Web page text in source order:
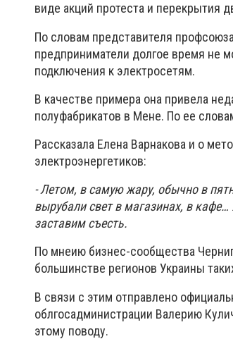
виде акций протеста и перекрытия
По словам представителя
предприниматели долгое время не
подключения к электросетям.
В качестве примера она привела
полуфабрикатов в Мене. По ее
Рассказала Елена Варнакова и о
электроэнергетиков:
- Летом, в самую жару, обычно в
вырубали свет в магазинах, в
заставим съесть.
По мнеию бизнес-сообщества
большинстве регионов Украины
В связи с этим отправлено
облгосадминистрации Валерию
этому поводу.